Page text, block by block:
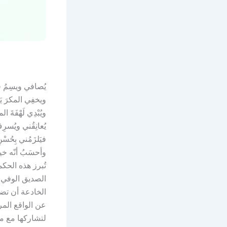
يُصافي ويسِمُ
ويخفِي المكرَ
ويُبْدِي لَهْفَةَ
يُعانِقُني
فيَلزَمُني
وأحسَبُ أنّه
تُبرز هذه
الصديق
الخادعة أن
عن الواقع
لتشاركها